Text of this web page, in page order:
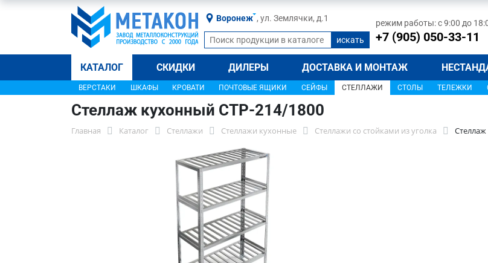
Воронеж , ул. Землячки, д.1 режим работы: с 9:00 до
+7 (905) 050-33-11
КАТАЛОГ СКИДКИ ДИЛЕРЫ ДОСТАВКА И МОНТАЖ
ВЕРСТАКИ ШКАФЫ КРОВАТИ ПОЧТОВЫЕ ЯЩИКИ СЕЙФЫ СТЕЛЛАЖИ СТОЛЫ ТЕЛЕЖКИ
Стеллаж кухонный СТР-214/1800
Главная Каталог Стеллажи Стеллажи кухонные Стеллажи со стойками из уголка